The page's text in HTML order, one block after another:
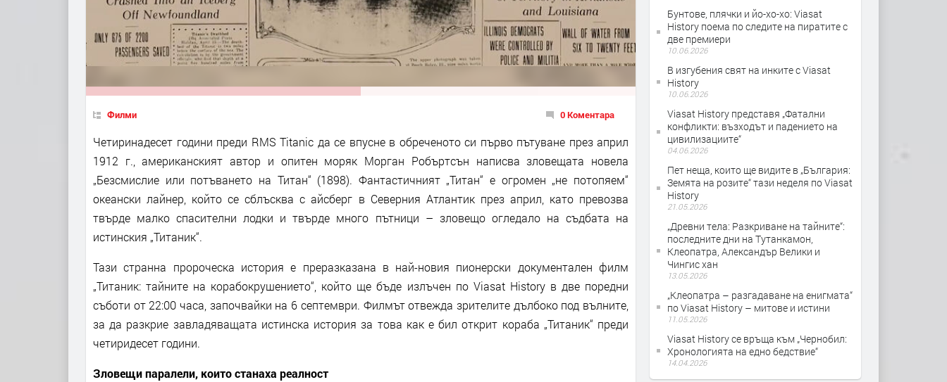
Филми 0 Коментара
Четиринадесет години преди RMS Titanic да се впусне в обреченото си първо пътуване през април
1912 г., американският автор и опитен моряк Морган Робъртсън написва зловещата новела
„Безсмислие или потъването на Титан“ (1898). Фантастичният „Титан“ е огромен „не потопяем“
океански лайнер, който се сблъсква с айсберг в Северния Атлантик през април, като превозва
твърде малко спасителни лодки и твърде много пътници – зловещо огледало на съдбата на
истинския „Титаник“.
Тази странна пророческа история е преразказана в най-новия пионерски документален филм
„Титаник: тайните на корабокрушението“, който ще бъде излъчен по Viasat History в двe поредни
съботи от 22:00 часа, започвайки на 6 септември. Филмът отвежда зрителите дълбоко под вълните,
за да разкрие завладяващата истинска история за това как е бил открит кораба „Титаник“ преди
четиридесет години.
Зловещи паралели, които станаха реалност
Бунтове, плячки и йо-хо-хо: Viasat
History поема по следите на пиратите с
две премиери
10.06.2026
В изгубения свят на инките с Viasat
History
10.06.2026
Viasat History представя „Фатални
конфликти: възходът и падението на
цивилизациите“
04.06.2026
Пет неща, които ще видите в „България:
Земята на розите“ тази неделя по Viasat
History
21.05.2026
„Древни тела: Разкриване на тайните“:
последните дни на Тутанкамон,
Клеопатра, Александър Велики и
Чингис хан
13.05.2026
„Клеопатра – разгадаване на енигмата“
по Viasat History – митове и истини
11.05.2026
Viasat History се връща към „Чернобил:
Хронологията на едно бедствие“
14.04.2026